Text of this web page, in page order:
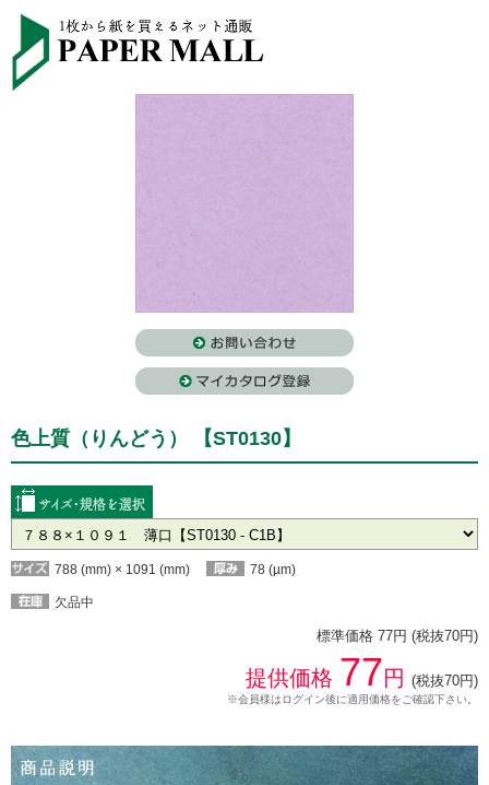
色上質（りんどう） 【ST0130】
788 (mm) × 1091 (mm) 78 (µm)
欠品中
標準価格 77円 (税抜70円)
提供価格 77円 (税抜70円)
※会員様はログイン後に適用価格をご確認下さい。